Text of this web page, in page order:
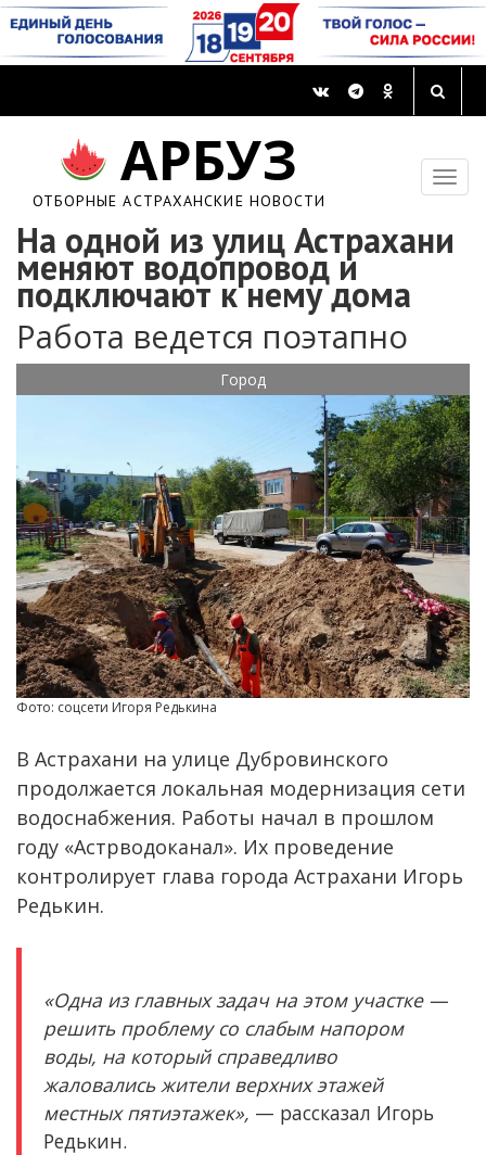
АРБУЗ
ОТБОРНЫЕ АСТРАХАНСКИЕ НОВОСТИ
На одной из улиц Астрахани
меняют водопровод и
подключают к нему дома
Работа ведется поэтапно
Город
Фото: соцсети Игоря Редькина
В Астрахани на улице Дубровинского
продолжается локальная модернизация сети
водоснабжения. Работы начал в прошлом
году «Астрводоканал». Их проведение
контролирует глава города Астрахани Игорь
Редькин.
«Одна из главных задач на этом участке —
решить проблему со слабым напором
воды, на который справедливо
жаловались жители верхних этажей
местных пятиэтажек», — рассказал Игорь
Редькин.